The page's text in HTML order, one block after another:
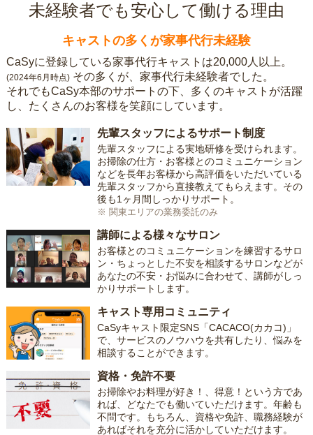
未経験者でも安心して働ける理由
キャストの多くが家事代行未経験
CaSyに登録している家事代行キャストは20,000人以上。
(2024年6月時点) その多くが、家事代行未経験者でした。
それでもCaSy本部のサポートの下、多くのキャストが活躍
し、たくさんのお客様を笑顔にしています。
先輩スタッフによるサポート制度
先輩スタッフによる実地研修を受けられます。
お掃除の仕方・お客様とのコミュニケーション
などを長年お客様から高評価をいただいている
先輩スタッフから直接教えてもらえます。その
後も1ヶ月間しっかりサポート。
※ 関東エリアの業務委託のみ
講師による様々なサロン
お客様とのコミュニケーションを練習するサロ
ン・ちょっとした不安を相談するサロンなどが
あなたの不安・お悩みに合わせて、講師がしっ
かりサポートします。
キャスト専用コミュニティ
CaSyキャスト限定SNS「CACACO(カカコ)」
で、サービスのノウハウを共有したり、悩みを
相談することができます。
資格・免許不要
お掃除やお料理が好き！、得意！という方であ
れば、どなたでも働いていただけます。年齢も
不問です。もちろん、資格や免許、職務経験が
あればそれを充分に活かしていただけます。